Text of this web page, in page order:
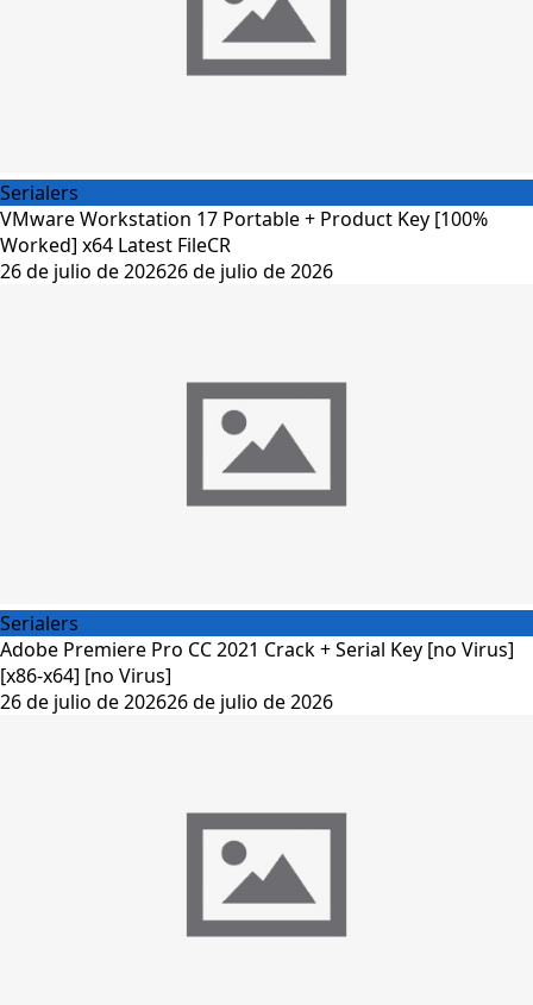
Serialers
VMware Workstation 17 Portable + Product Key [100%
Worked] x64 Latest FileCR
26 de julio de 202626 de julio de 2026
Serialers
Adobe Premiere Pro CC 2021 Crack + Serial Key [no Virus]
[x86-x64] [no Virus]
26 de julio de 202626 de julio de 2026